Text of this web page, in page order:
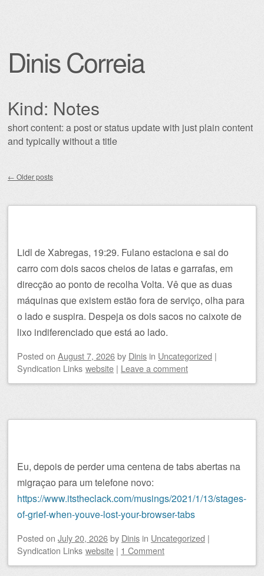
Dinis Correia
Kind: Notes
short content: a post or status update with just plain content
and typically without a title
← Older posts
Lidl de Xabregas, 19:29. Fulano estaciona e sai do
carro com dois sacos cheios de latas e garrafas, em
direcção ao ponto de recolha Volta. Vê que as duas
máquinas que existem estão fora de serviço, olha para
o lado e suspira. Despeja os dois sacos no caixote de
lixo indiferenciado que está ao lado.
Posted on August 7, 2026by Dinis in Uncategorized |
Syndication Links website | Leave a comment
Eu, depois de perder uma centena de tabs abertas na
migraçao para um telefone novo:
https://www.itstheclack.com/musings/2021/1/13/stages-
of-grief-when-youve-lost-your-browser-tabs
Posted on July 20, 2026by Dinis in Uncategorized |
Syndication Links website | 1 Comment